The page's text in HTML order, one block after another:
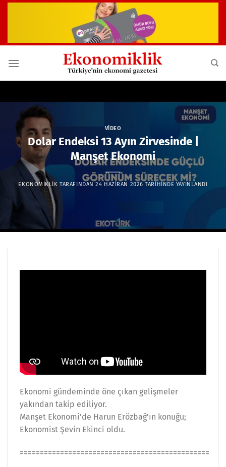
VIDEO
Dolar Endeksi 13 Ayın Zirvesinde |
Manşet Ekonomi
EKONOMIKLIKTARAFINDAN 24 HAZIRAN 2026TARIHINDE YAYINLANDI
Ekonomi gündeminde öne çıkan gelişmeler
yakından takip ediliyor.
Manşet Ekonomi’de Harun Erözbağ’ın konuğu;
Ekonomist Şevin Ekinci oldu.
===============================================